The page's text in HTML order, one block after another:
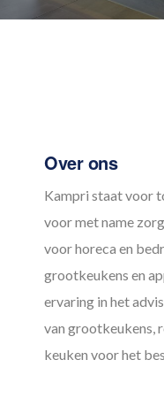
Over ons
Kampri staat voor
voor met name
voor horeca en
grootkeukens en
ervaring in het
van grootkeukens,
keuken voor het